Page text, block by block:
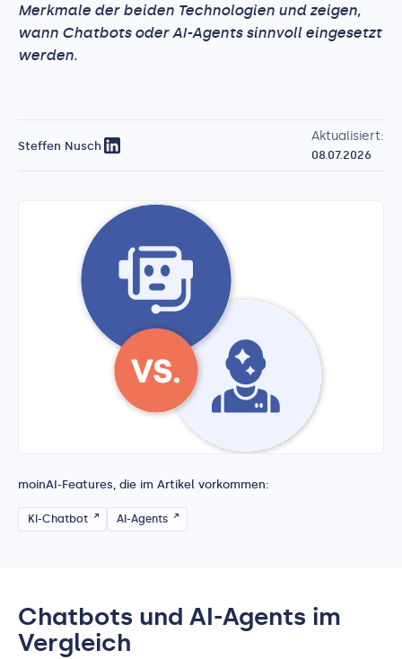
Merkmale der beiden Technologien und zeigen,
wann Chatbots oder AI-Agents sinnvoll eingesetzt
werden.
Steffen Nusch
Aktualisiert:
08.07.2026
moinAI-Features, die im Artikel vorkommen:
KI-Chatbot AI-Agents
Chatbots und AI-Agents im
Vergleich